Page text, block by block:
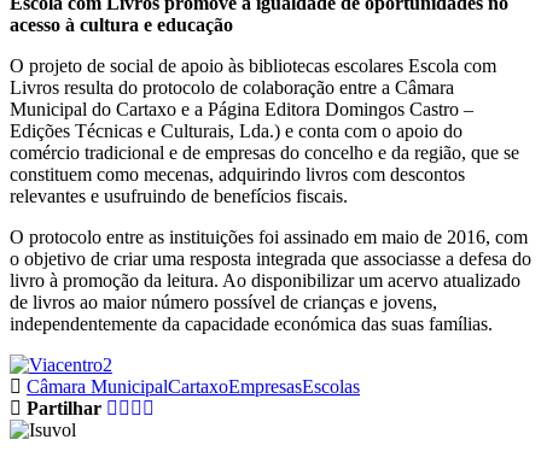
acesso à cultura e educação
O projeto de social de apoio às bibliotecas escolares Escola com
Livros resulta do protocolo de colaboração entre a Câmara
Municipal do Cartaxo e a Página Editora Domingos Castro –
Edições Técnicas e Culturais, Lda.) e conta com o apoio do
comércio tradicional e de empresas do concelho e da região, que se
constituem como mecenas, adquirindo livros com descontos
relevantes e usufruindo de benefícios fiscais.
O protocolo entre as instituições foi assinado em maio de 2016, com
o objetivo de criar uma resposta integrada que associasse a defesa do
livro à promoção da leitura. Ao disponibilizar um acervo atualizado
de livros ao maior número possível de crianças e jovens,
independentemente da capacidade económica das suas famílias.
Câmara MunicipalCartaxoEmpresasEscolas
Partilhar